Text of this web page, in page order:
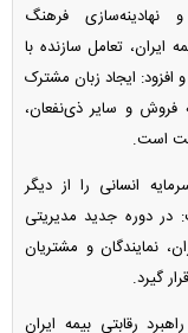
نهادینه‌سازی فرهنگ
تعامل سازنده با
افزود: ایجاد زبان مشترک
فروش و سایر ذی‌نفعان،
است.
انسانی را از دیگر
در دوره جدید مدیریتی
نمایندگان و مشتریان
گیرد.
رقابتی بیمه ایران